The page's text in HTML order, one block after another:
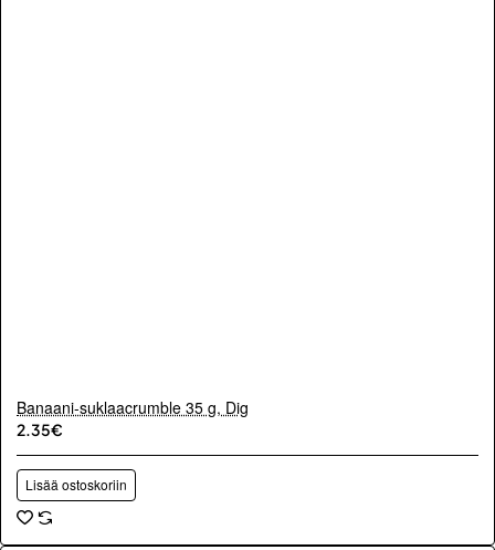
Banaani-suklaacrumble 35 g, Dig
2.35€
Lisää ostoskoriin